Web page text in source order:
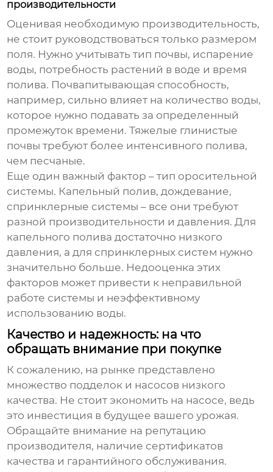
производительности
Оценивая необходимую производительность,
не стоит руководствоваться только размером
поля. Нужно учитывать тип почвы, испарение
воды, потребность растений в воде и время
полива. Почвапитывающая способность,
например, сильно влияет на количество воды,
которое нужно подавать за определенный
промежуток времени. Тяжелые глинистые
почвы требуют более интенсивного полива,
чем песчаные.
Еще один важный фактор – тип оросительной
системы. Капельный полив, дождевание,
спринклерные системы – все они требуют
разной производительности и давления. Для
капельного полива достаточно низкого
давления, а для спринклерных систем нужно
значительно больше. Недооценка этих
факторов может привести к неправильной
работе системы и неэффективному
использованию воды.
Качество и надежность: на что
обращать внимание при покупке
К сожалению, на рынке представлено
множество подделок и насосов низкого
качества. Не стоит экономить на насосе, ведь
это инвестиция в будущее вашего урожая.
Обращайте внимание на репутацию
производителя, наличие сертификатов
качества и гарантийного обслуживания.